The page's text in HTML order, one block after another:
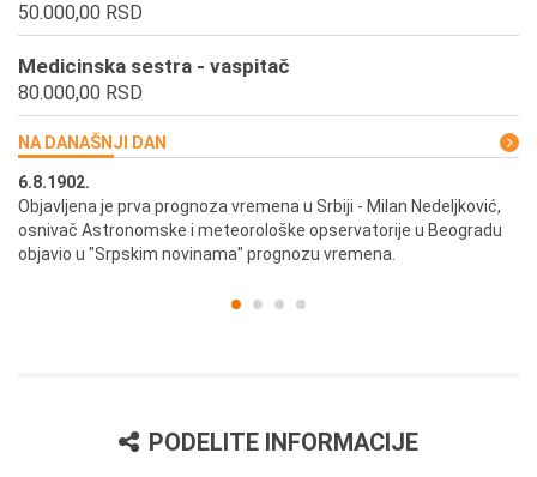
50.000,00 RSD
Medicinska sestra - vaspitač
80.000,00 RSD
NA DANAŠNJI DAN
6.8.1902.
Objavljena je prva prognoza vremena u Srbiji - Milan Nedeljković,
osnivač Astronomske i meteorološke opservatorije u Beogradu
objavio u "Srpskim novinama" prognozu vremena.
PODELITE INFORMACIJE